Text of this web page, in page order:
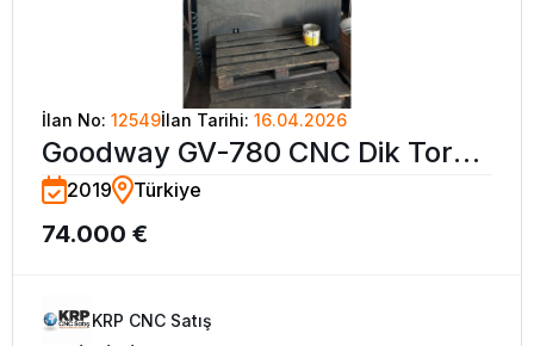
İlan No: 12549İlan Tarihi: 16.04.2026
Goodway GV-780 CNC Dik Torna
Tezgahı-2019
2019 Türkiye
74.000 €
KRP CNC Satış